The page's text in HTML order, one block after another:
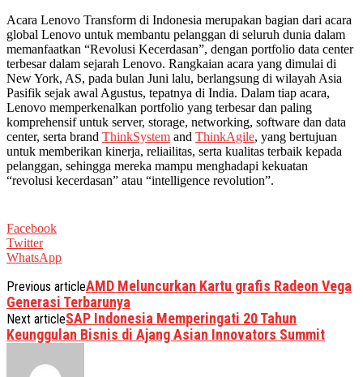
Acara Lenovo Transform di Indonesia merupakan bagian dari acara
global Lenovo untuk membantu pelanggan di seluruh dunia dalam
memanfaatkan “Revolusi Kecerdasan”, dengan portfolio data center
terbesar dalam sejarah Lenovo. Rangkaian acara yang dimulai di
New York, AS, pada bulan Juni lalu, berlangsung di wilayah Asia
Pasifik sejak awal Agustus, tepatnya di India. Dalam tiap acara,
Lenovo memperkenalkan portfolio yang terbesar dan paling
komprehensif untuk server, storage, networking, software dan data
center, serta brand ThinkSystem and ThinkAgile, yang bertujuan
untuk memberikan kinerja, reliailitas, serta kualitas terbaik kepada
pelanggan, sehingga mereka mampu menghadapi kekuatan
“revolusi kecerdasan” atau “intelligence revolution”.
Facebook
Twitter
WhatsApp
Previous articleAMD Meluncurkan Kartu grafis Radeon Vega
Generasi Terbarunya
Next articleSAP Indonesia Memperingati 20 Tahun
Keunggulan Bisnis di Ajang Asian Innovators Summit